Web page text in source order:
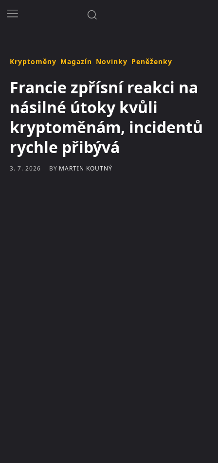
Kryptoměny Magazín Novinky Peněženky
Francie zpřísní reakci na
násilné útoky kvůli
kryptoměnám, incidentů
rychle přibývá
3. 7. 2026 BY MARTIN KOUTNÝ